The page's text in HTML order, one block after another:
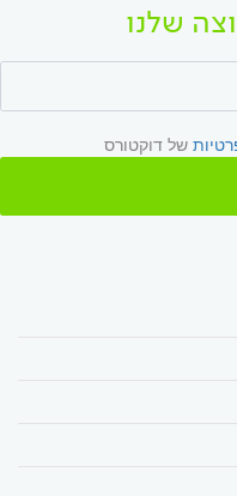
שלנו
של דוקטורס